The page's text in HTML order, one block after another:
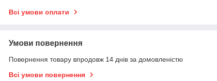
Всі умови оплати
Умови повернення
Повернення товару впродовж 14 днів за домовленістю
Всі умови повернення